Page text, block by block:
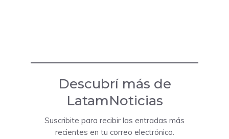
Descubrí más de
LatamNoticias
Suscribite para recibir las entradas más
recientes en tu correo electrónico.